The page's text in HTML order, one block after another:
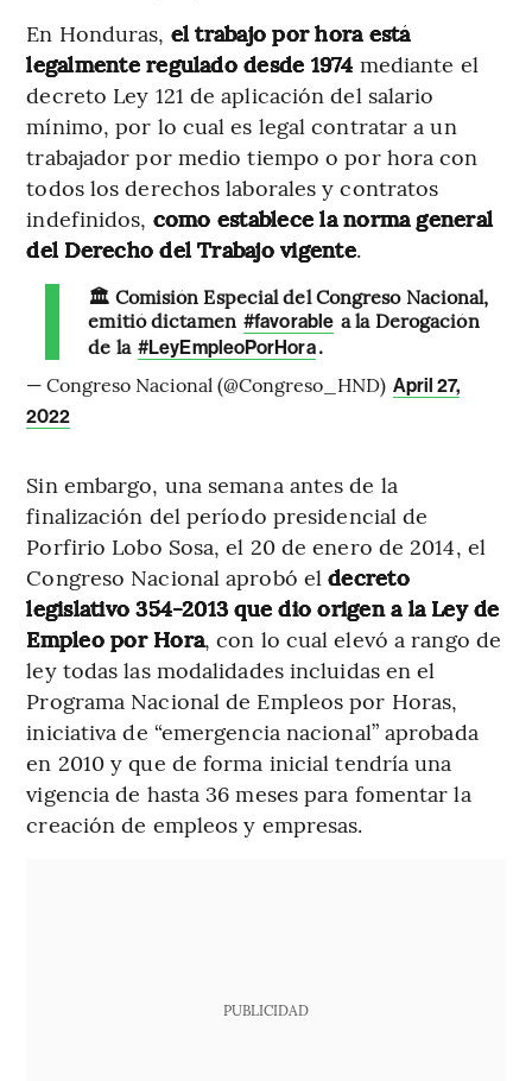
En Honduras, el trabajo por hora está
legalmente regulado desde 1974 mediante el
decreto Ley 121 de aplicación del salario
mínimo, por lo cual es legal contratar a un
trabajador por medio tiempo o por hora con
todos los derechos laborales y contratos
indefinidos, como establece la norma general
del Derecho del Trabajo vigente.
🏛 Comisión Especial del Congreso Nacional,
emitió dictamen #favorable a la Derogación
de la #LeyEmpleoPorHora.
— Congreso Nacional (@Congreso_HND) April 27,
2022
Sin embargo, una semana antes de la
finalización del período presidencial de
Porfirio Lobo Sosa, el 20 de enero de 2014, el
Congreso Nacional aprobó eldecreto
legislativo 354-2013 que dio origen a la Ley de
Empleo por Hora, con lo cual elevó a rango de
ley todas las modalidades incluidas en el
Programa Nacional de Empleos por Horas,
iniciativa de “emergencia nacional” aprobada
en 2010 y que de forma inicial tendría una
vigencia de hasta 36 meses para fomentar la
creación de empleos y empresas.
PUBLICIDAD